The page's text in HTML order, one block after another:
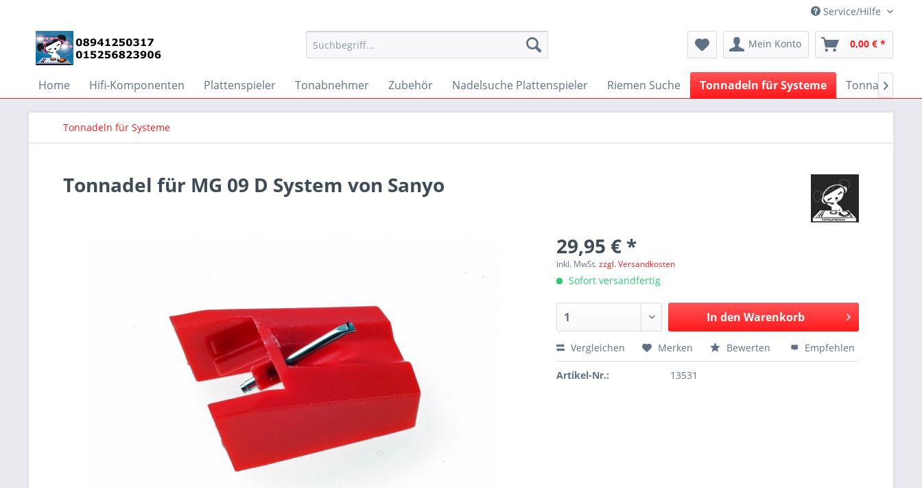
Service/Hilfe
Mein Konto 0,00 € *
Home Hifi-Komponenten Plattenspieler Tonabnehmer Zubehör Nadelsuche Plattenspieler Riemen Suche Tonnadeln für Systeme Tonnadeln

Tonnadeln für Systeme
Tonnadel für MG 09 D System von Sanyo
29,95 € *
inkl. MwSt.zzgl. Versandkosten
Sofort versandfertig
In den Warenkorb
Vergleichen Merken Bewerten Empfehlen
Artikel-Nr.: 13531